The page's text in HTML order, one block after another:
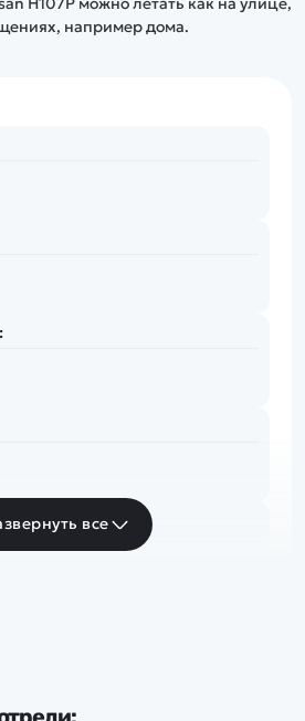
например дома.
все